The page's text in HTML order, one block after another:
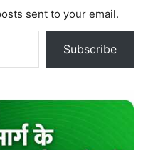
sent to your email.
Subscribe